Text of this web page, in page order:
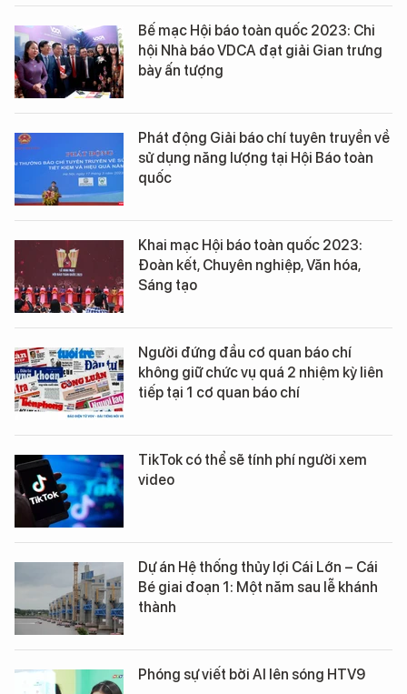
Bế mạc Hội báo toàn quốc 2023: Chi
hội Nhà báo VDCA đạt giải Gian trưng
bày ấn tượng
Phát động Giải báo chí tuyên truyền về
sử dụng năng lượng tại Hội Báo toàn
quốc
Khai mạc Hội báo toàn quốc 2023:
Đoàn kết, Chuyên nghiệp, Văn hóa,
Sáng tạo
Người đứng đầu cơ quan báo chí
không giữ chức vụ quá 2 nhiệm kỳ liên
tiếp tại 1 cơ quan báo chí
TikTok có thể sẽ tính phí người xem
video
Dự án Hệ thống thủy lợi Cái Lớn – Cái
Bé giai đoạn 1: Một năm sau lễ khánh
thành
Phóng sự viết bởi AI lên sóng HTV9